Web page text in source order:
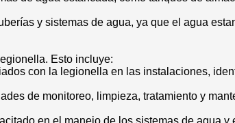
y sistemas de agua, ya que el agua
Esto incluye:
con la legionella en las instalaciones,
de monitoreo, limpieza, tratamiento y
en el manejo de los sistemas de agua